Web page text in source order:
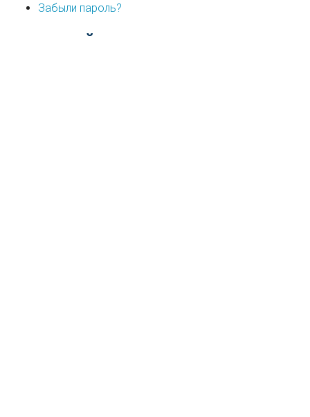
Забыли пароль?
...или войдите используя